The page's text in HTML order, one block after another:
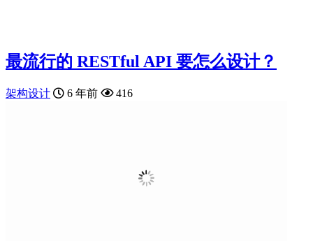
最流行的 RESTful API 要怎么设计？
架构设计 6 年前 416